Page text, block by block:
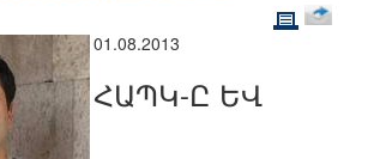
01.08.2013
ՀԱՊԿ-Ը ԵՎ